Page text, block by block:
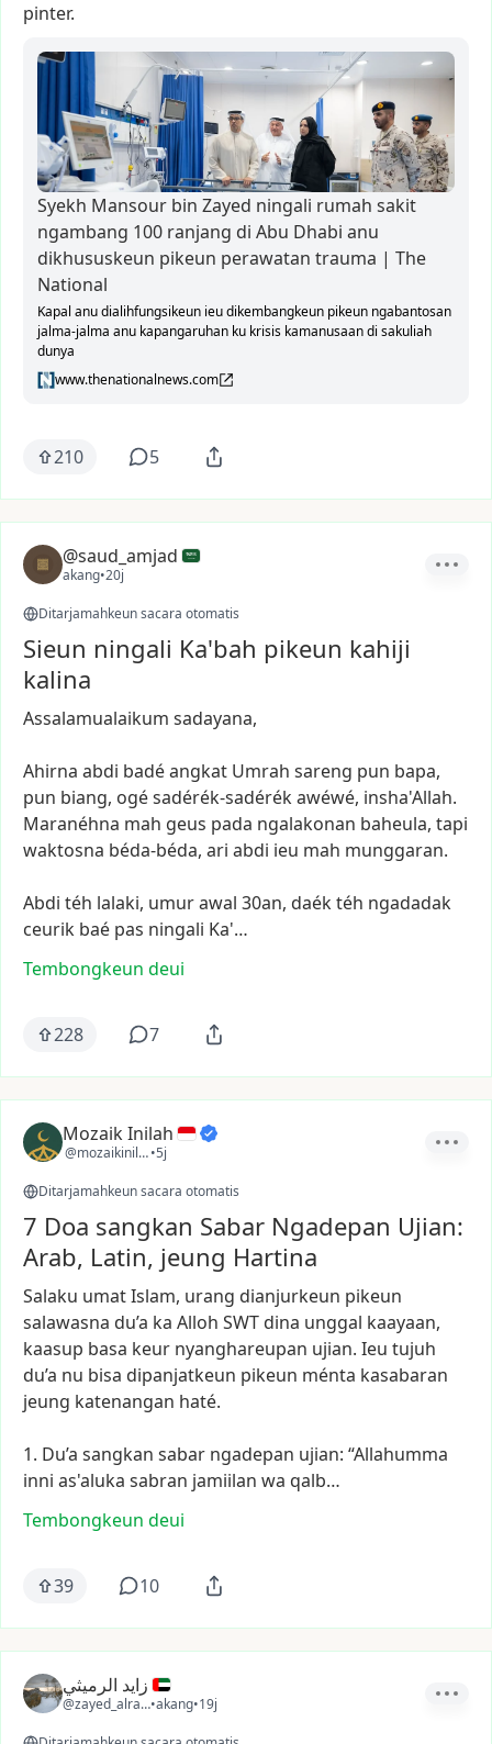
pinter.
Syekh Mansour bin Zayed ningali rumah sakit
ngambang 100 ranjang di Abu Dhabi anu
dikhususkeun pikeun perawatan trauma | The
National
Kapal anu dialihfungsikeun ieu dikembangkeun pikeun ngabantosan
jalma-jalma anu kapangaruhan ku krisis kamanusaan di sakuliah
dunya
www.thenationalnews.com
210 5
@saud_amjad
akang•20j
Ditarjamahkeun sacara otomatis
Sieun ningali Ka'bah pikeun kahiji
kalina
Assalamualaikum sadayana,
Ahirna abdi badéangkat Umrah sareng pun bapa,
pun biang, ogésadérék-sadérékawéwé, insha'Allah.
Maranéhna mah geus pada ngalakonan baheula, tapi
waktosna béda-béda, ari abdi ieu mah munggaran.
Abdi téh lalaki, umurawal 30an, daéktéh ngadadak
ceurik baé pas ningali Ka'…
Tembongkeun deui
228 7
Mozaik Inilah
@mozaikinilah•5j
Ditarjamahkeun sacara otomatis
7 Doa sangkan Sabar Ngadepan Ujian:
Arab, Latin, jeung Hartina
Salaku umatIslam, urang dianjurkeun pikeun
salawasna du’a ka Alloh SWT dina unggal kaayaan,
kaasup basa keur nyanghareupan ujian. Ieu tujuh
du’a nu bisa dipanjatkeun pikeun ménta kasabaran
jeung katenangan haté.
1. Du’a sangkan sabar ngadepan ujian: “Allahumma
inni as'aluka sabran jamiilan wa qalb…
Tembongkeun deui
39 10
زايد الرميثي
@zayed_alrami•akang•19j